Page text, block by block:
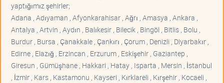
yaptığımız şehirler;
Adana , Adıyaman , Afyonkarahisar , Ağrı , Amasya , Ankara ,
Antalya , Artvin , Aydın , Balıkesir , Bilecik , Bingöl , Bitlis , Bolu ,
Burdur , Bursa , Çanakkale , Çankırı , Çorum , Denizli , Diyarbakır ,
Edirne , Elazığ , Erzincan , Erzurum , Eskişehir , Gaziantep ,
Giresun , Gümüşhane , Hakkari , Hatay , Isparta , Mersin , İstanbul
, İzmir , Kars , Kastamonu , Kayseri , Kırklareli , Kırşehir , Kocaeli ,